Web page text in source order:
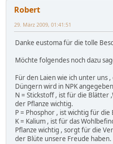
Robert
29. März 2009, 01:41:51
Danke eustoma für die tolle
Möchte folgendes noch dazu
Für den Laien wie ich unter uns
Düngern wird in NPK
N = Stickstoff , ist für die Blätter
der Pflanze wichtig.
P = Phosphor , ist wichtig für
K = Kalium , ist für das
Pflanze wichtig , sorgt für die
der Blüte unsere Freude haben.